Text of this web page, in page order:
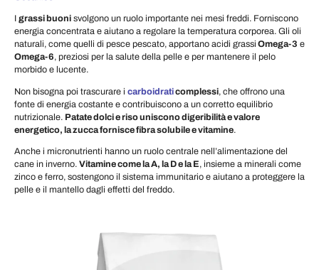
I grassi buoni svolgono un ruolo importante nei mesi freddi. Forniscono
energia concentrata e aiutano a regolare la temperatura corporea. Gli oli
naturali, come quelli di pesce pescato, apportano acidi grassi Omega-3 e
Omega-6, preziosi per la salute della pelle e per mantenere il pelo
morbido e lucente.
Non bisogna poi trascurare i carboidraticomplessi, che offrono una
fonte di energia costante e contribuiscono a un corretto equilibrio
nutrizionale. Patate dolci e riso uniscono digeribilità e valore
energetico, la zucca fornisce fibra solubile e vitamine.
Anche i micronutrienti hanno un ruolo centrale nell’alimentazione del
cane in inverno. Vitamine come la A, la D e la E, insieme a minerali come
zinco e ferro, sostengono il sistema immunitario e aiutano a proteggere la
pelle e il mantello dagli effetti del freddo.